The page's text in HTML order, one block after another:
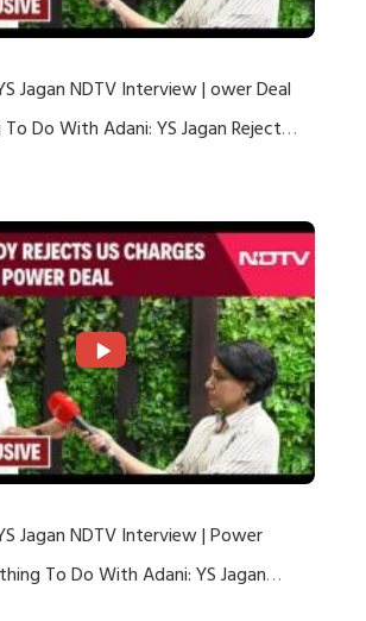
Jagan NDTV Interview | ower Deal
Do With Adani: YS Jagan Rejects
Jagan NDTV Interview | Power
To Do With Adani: YS Jagan